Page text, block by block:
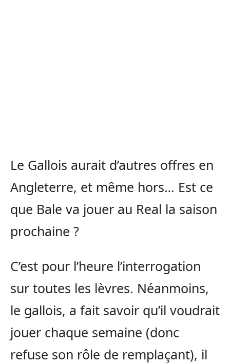
Le Gallois aurait d’autres offres en
Angleterre, et même hors… Est ce
que Bale va jouer au Real la saison
prochaine ?
C’est pour l’heure l’interrogation
sur toutes les lèvres. Néanmoins,
le gallois, a fait savoir qu’il voudrait
jouer chaque semaine (donc
refuse son rôle de remplaçant), il